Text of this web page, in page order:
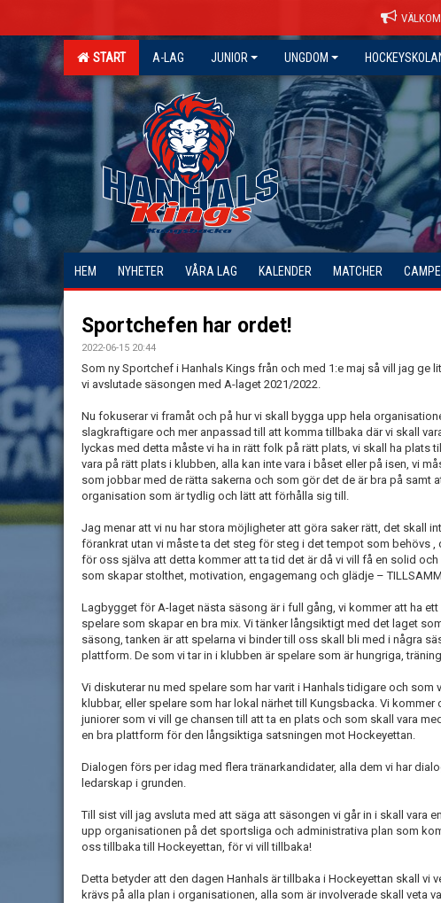
START A-LAG JUNIOR UNGDOM
HEM NYHETER VÅRA LAG KALENDER MATCHER
Sportchefen har ordet!
2022-06-15 20:44
Som ny Sportchef i Hanhals Kings från och med 1:e maj så vill jag ge
vi avslutade säsongen med A-laget 2021/2022.
Nu fokuserar vi framåt och på hur vi skall bygga upp hela
slagkraftigare och mer anpassad till att komma tillbaka där vi skall
lyckas med detta måste vi ha in rätt folk på rätt plats, vi skall ha plats
vara på rätt plats i klubben, alla kan inte vara i båset eller på isen, vi
som jobbar med de rätta sakerna och som gör det de är bra på samt
organisation som är tydlig och lätt att förhålla sig till.
Jag menar att vi nu har stora möjligheter att göra saker rätt, det skall
förankrat utan vi måste ta det steg för steg i det tempot som behövs ,
för oss själva att detta kommer att ta tid det är då vi vill få en solid
som skapar stolthet, motivation, engagemang och glädje –
Lagbygget för A-laget nästa säsong är i full gång, vi kommer att ha
spelare som skapar en bra mix. Vi tänker långsiktigt med det laget
säsong, tanken är att spelarna vi binder till oss skall bli med i några
plattform. De som vi tar in i klubben är spelare som är hungriga,
Vi diskuterar nu med spelare som har varit i Hanhals tidigare och som
klubbar, eller spelare som har lokal närhet till Kungsbacka. Vi
juniorer som vi vill ge chansen till att ta en plats och som skall vara
en bra plattform för den långsiktiga satsningen mot Hockeyettan.
Dialogen förs per idag med flera tränarkandidater, alla dem vi har
ledarskap i grunden.
Till sist vill jag avsluta med att säga att säsongen vi går in i skall vara
upp organisationen på det sportsliga och administrativa plan som
oss tillbaka till Hockeyettan, för vi vill tillbaka!
Detta betyder att den dagen Hanhals är tillbaka i Hockeyettan skall vi
krävs på alla plan i organisationen, alla som är involverade skall veta